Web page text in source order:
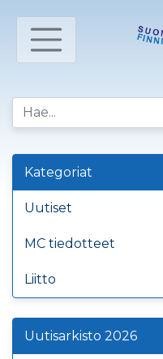
Kategoriat
Uutiset
MC tiedotteet
Liitto
Uutisarkisto 2026